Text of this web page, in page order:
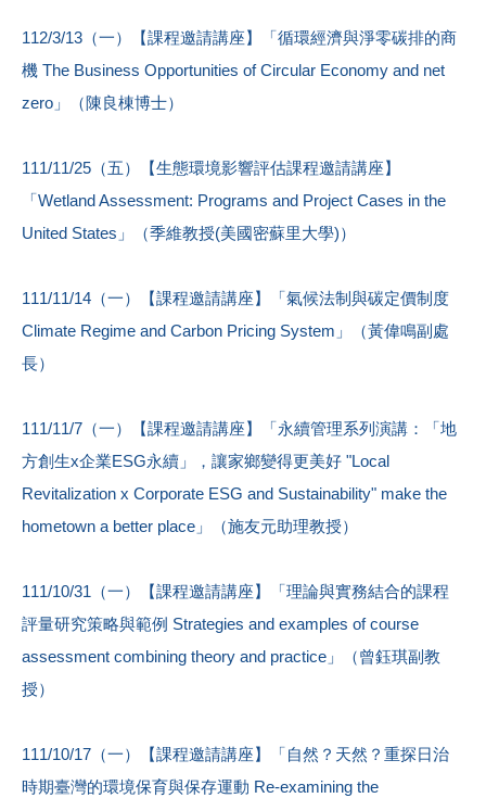
112/3/13（一）【課程邀請講座】「循環經濟與淨零碳排的商
機 The Business Opportunities of Circular Economy and net
zero」（陳良棟博士）
111/11/25（五）【生態環境影響評估課程邀請講座】
「Wetland Assessment: Programs and Project Cases in the
United States」（季維教授(美國密蘇里大學)）
111/11/14（一）【課程邀請講座】「氣候法制與碳定價制度
Climate Regime and Carbon Pricing System」（黃偉鳴副處
長）
111/11/7（一）【課程邀請講座】「永續管理系列演講：「地
方創生x企業ESG永續」，讓家鄉變得更美好 "Local
Revitalization x Corporate ESG and Sustainability" make the
hometown a better place」（施友元助理教授）
111/10/31（一）【課程邀請講座】「理論與實務結合的課程
評量研究策略與範例 Strategies and examples of course
assessment combining theory and practice」（曾鈺琪副教
授）
111/10/17（一）【課程邀請講座】「自然？天然？重探日治
時期臺灣的環境保育與保存運動 Re-examining the